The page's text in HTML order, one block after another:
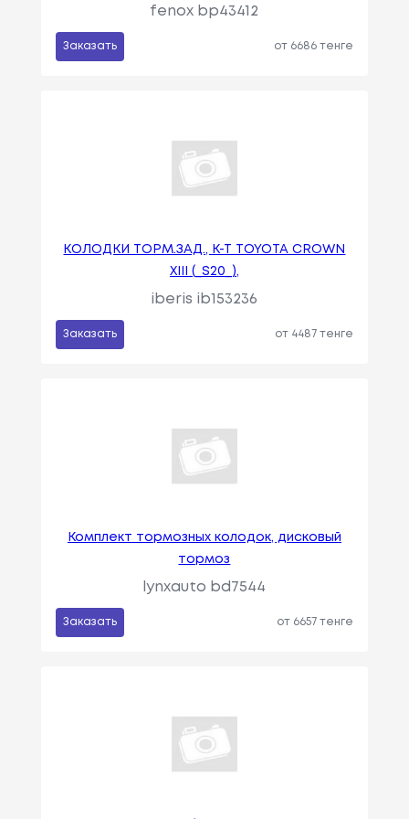
fenox bp43412
Заказать от 6686 тенге
КОЛОДКИ ТОРМ.ЗАД., К-Т TOYOTA CROWN
XIII (_S20_),
iberis ib153236
Заказать от 4487 тенге
Комплект тормозных колодок, дисковый
тормоз
lynxauto bd7544
Заказать от 6657 тенге